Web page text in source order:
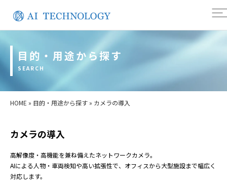
目的・用途から探す
SEARCH
HOME » 目的・用途から探す » カメラの導入
カメラの導入
高解像度・高機能を兼ね備えたネットワークカメラ。
AIによる人物・車両検知や高い拡張性で、オフィスから大型施設まで幅広く
対応します。